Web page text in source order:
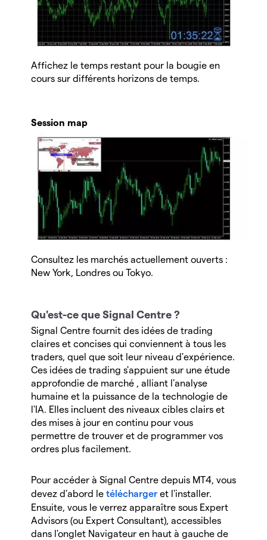
Affichez le temps restant pour la bougie en
cours sur différents horizons de temps.
Session map
Consultez les marchés actuellement ouverts :
New York, Londres ou Tokyo.
Qu'est-ce que Signal Centre ?
Signal Centre fournit des idées de trading
claires et concises qui conviennent à tous les
traders, quel que soit leur niveau d'expérience.
Ces idées de trading s'appuient sur une étude
approfondie de marché , alliant l'analyse
humaine et la puissance de la technologie de
l'IA. Elles incluent des niveaux cibles clairs et
des mises à jour en continu pour vous
permettre de trouver et de programmer vos
ordres plus facilement.
Pour accéder à Signal Centre depuis MT4, vous
devez d'abord le télécharger et l'installer.
Ensuite, vous le verrez apparaître sous Expert
Advisors (ou Expert Consultant), accessibles
dans l'onglet Navigateur en haut à gauche de